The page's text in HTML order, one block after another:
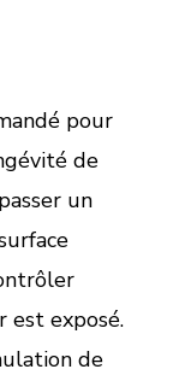
pour
de
un
est exposé.
de